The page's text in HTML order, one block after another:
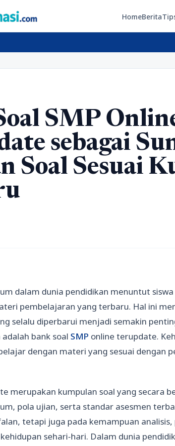
HomeBerita
SMP
sebagai
Soal Sesuai
dalam dunia pendidikan menuntut
pembelajaran yang terbaru. Hal ini
selalu diperbarui menjadi semakin
bank soal SMP online terupdate.
dengan materi yang sesuai dengan
merupakan kumpulan soal yang secara
pola ujian, serta standar asesmen
tetapi juga pada kemampuan
sehari-hari. Dalam dunia